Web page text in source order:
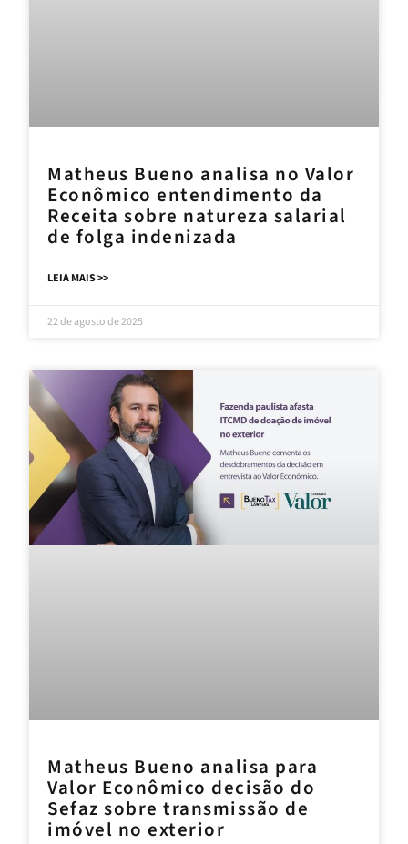
Matheus Bueno analisa no Valor
Econômico entendimento da
Receita sobre natureza salarial
de folga indenizada
LEIA MAIS >>
22 de agosto de 2025
Matheus Bueno analisa para
Valor Econômico decisão do
Sefaz sobre transmissão de
imóvel no exterior